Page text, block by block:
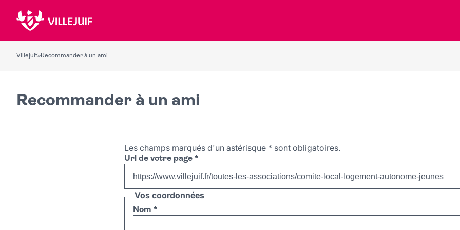
Villejuif»Recommander à un ami
Recommander à un ami
Les champs marqués d'un astérisque * sont obligatoires.
Url de votre page *
Vos coordonnées
Nom *